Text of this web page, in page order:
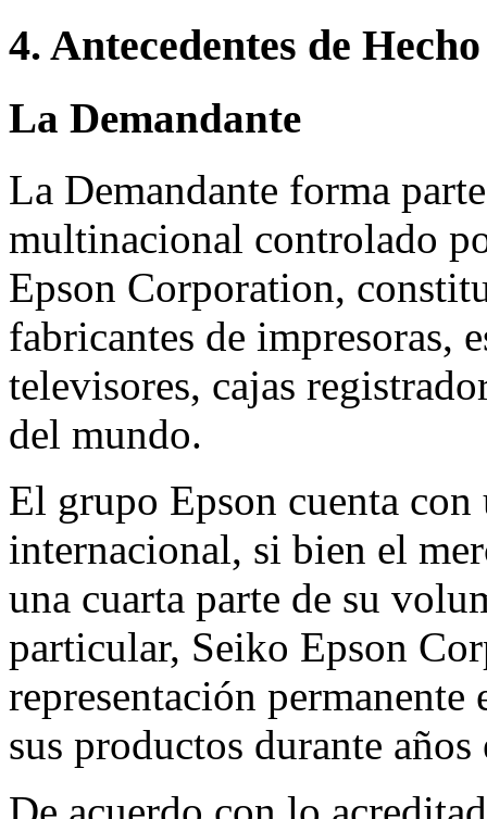
4. Antecedentes de Hecho
La Demandante
La Demandante forma
multinacional controlado
Epson Corporation,
fabricantes de impresoras,
televisores, cajas
del mundo.
El grupo Epson cuenta con
internacional, si bien el
una cuarta parte de su
particular, Seiko Epson
representación
sus productos durante